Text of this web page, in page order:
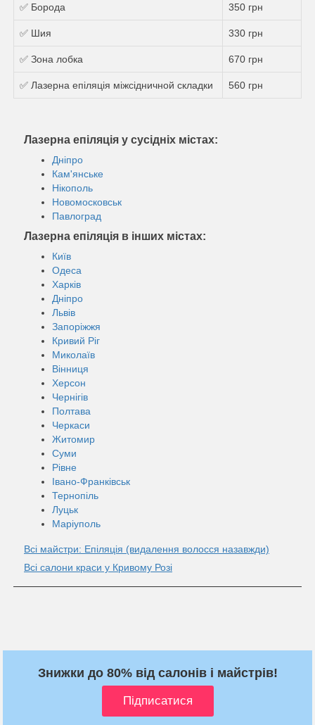
✅ Борода 350 грн
✅ Шия 330 грн
✅ Зона лобка 670 грн
✅ Лазерна епіляція міжсідничной складки 560 грн
Лазерна епіляція у сусідніх містах:
Дніпро
Кам'янське
Нікополь
Новомосковськ
Павлоград
Лазерна епіляція в інших містах:
Київ
Одеса
Харків
Дніпро
Львів
Запоріжжя
Кривий Ріг
Миколаїв
Вінниця
Херсон
Чернігів
Полтава
Черкаси
Житомир
Суми
Рівне
Івано-Франківськ
Тернопіль
Луцьк
Маріуполь
Всі майстри: Епіляція (видалення волосся назавжди)
Всі салони краси у Кривому Розі
Знижки до 80% від салонів і майстрів!